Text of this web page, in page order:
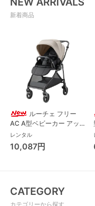
新着商品
ルーチェ フリー
AC A型ベビーカー アッ
プリカ(Aprica) A型ベビ
ーカー アップリカ
(Aprica)
レンタル
10,087円
CATEGORY
カテゴリーから探す